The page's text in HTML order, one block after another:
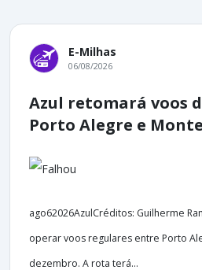
E-Milhas
06/08/2026
Azul retomará voos
Porto Alegre e
ago62026AzulCréditos: Guilherme
operar voos regulares entre Porto
dezembro. A rota terá...